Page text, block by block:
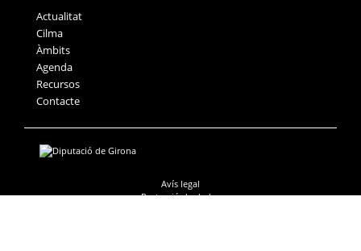
Actualitat
Cilma
Àmbits
Agenda
Recursos
Contacte
Avís legal
Protecció de dades